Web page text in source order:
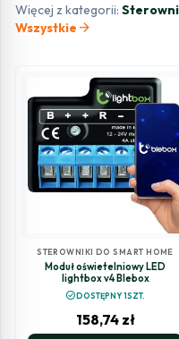
Więcej z kategorii:
Wszystkie arrow_forward
STEROWNIKI DO SMART HOME
Moduł oświetelniowy LED
lightbox v4 Blebox
check_circleDOSTĘPNY 1SZT.
158,74 zł